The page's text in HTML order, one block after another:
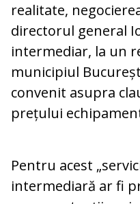
realitate,
directorul general
intermediar, la un
municipiul
convenit asupra
prețului
Pentru acest
intermediară ar fi